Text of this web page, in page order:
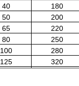
40
180
50
200
65
220
80
250
100
280
125
320